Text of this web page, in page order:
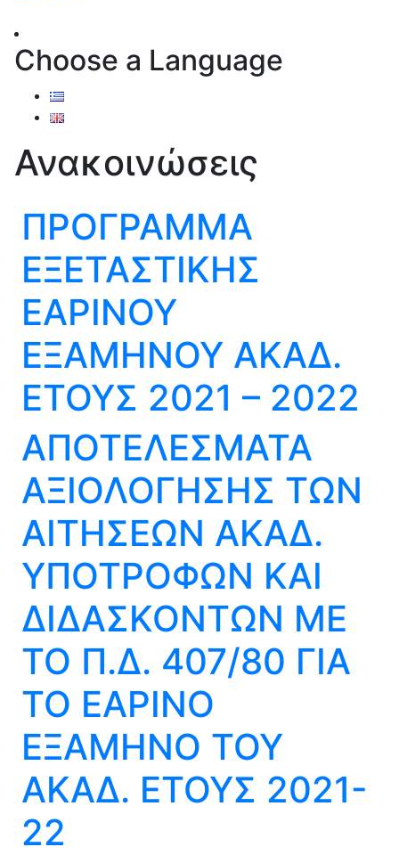
Choose a Language
Ανακοινώσεις
ΠΡΟΓΡΑΜΜΑ
ΕΞΕΤΑΣΤΙΚΗΣ
ΕΑΡΙΝΟΥ
ΕΞΑΜΗΝΟΥ ΑΚΑΔ.
ΕΤΟΥΣ 2021 – 2022
ΑΠΟΤΕΛΕΣΜΑΤΑ
ΑΞΙΟΛΟΓΗΣΗΣ ΤΩΝ
ΑΙΤΗΣΕΩΝ ΑΚΑΔ.
ΥΠΟΤΡΟΦΩΝ ΚΑΙ
ΔΙΔΑΣΚΟΝΤΩΝ ΜΕ
ΤΟ Π.Δ. 407/80 ΓΙΑ
ΤΟ ΕΑΡΙΝΟ
ΕΞΑΜΗΝΟ ΤΟΥ
ΑΚΑΔ. ΕΤΟΥΣ 2021-
22